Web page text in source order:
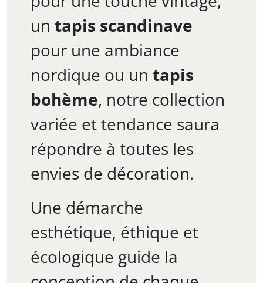
un tapis scandinave
pour une ambiance
nordique ou un tapis
bohème, notre collection
variée et tendance saura
répondre à toutes les
envies de décoration.
Une démarche
esthétique, éthique et
écologique guide la